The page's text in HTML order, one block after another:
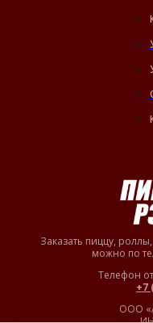
Заказать пиццу,
можно по
Телефон
+7
ООО